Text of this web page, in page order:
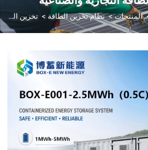
المنتجات>نظام تخزين الطاقة > تخزين الطاقة التجارية والصناعية